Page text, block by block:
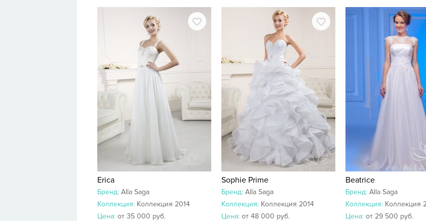
Erica
Бренд: Alla Saga
Коллекция: Коллекция 2014
Цена: от 35 000 руб.
Sophie Prime
Бренд: Alla Saga
Коллекция: Коллекция 2014
Цена: от 48 000 руб.
Beatrice
Бренд: Alla Saga
Коллекция: Коллекция
Цена: от 29 500 руб.